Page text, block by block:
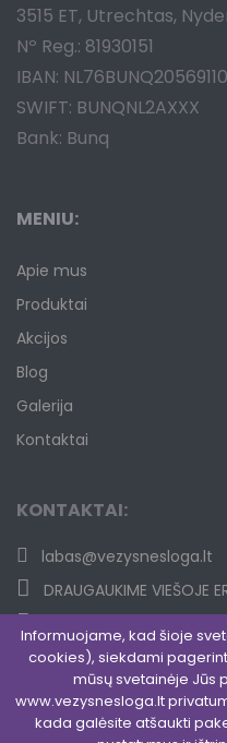
3515 ET, Utrechtas,
Nº Reg.: 81930151
IBAN:
SWIFT: BUNQNL2AXXX
Bank: Bunq
MENIU:
Apie mus
Produktai
Akcijos
Blog
Galerija
Kontaktai
KONTAKTAI:
labas@vezysnesloga.lt
DRAUGAUKIME VIEŠOJE
JUNKITĖS PRIE UŽDAROS
Informuojame, kad šioje
cookies), siekdami
mūsų svetainėje Jūs
www.vezysnesloga.lt
kada galėsite atšaukti